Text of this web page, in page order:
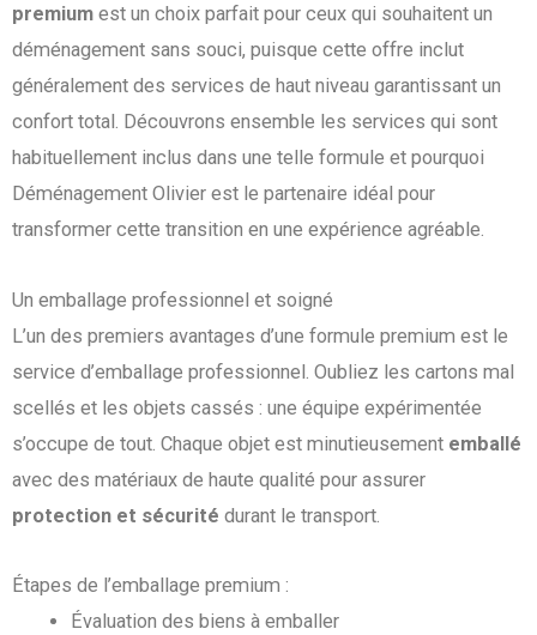
premium est un choix parfait pour ceux qui souhaitent un
déménagement sans souci, puisque cette offre inclut
généralement des services de haut niveau garantissant un
confort total. Découvrons ensemble les services qui sont
habituellement inclus dans une telle formule et pourquoi
Déménagement Olivier est le partenaire idéal pour
transformer cette transition en une expérience agréable.
Un emballage professionnel et soigné
L’un des premiers avantages d’une formule premium est le
service d’emballage professionnel. Oubliez les cartons mal
scellés et les objets cassés : une équipe expérimentée
s’occupe de tout. Chaque objet est minutieusement emballé
avec des matériaux de haute qualité pour assurer
protection et sécurité durant le transport.
Étapes de l’emballage premium :
Évaluation des biens à emballer